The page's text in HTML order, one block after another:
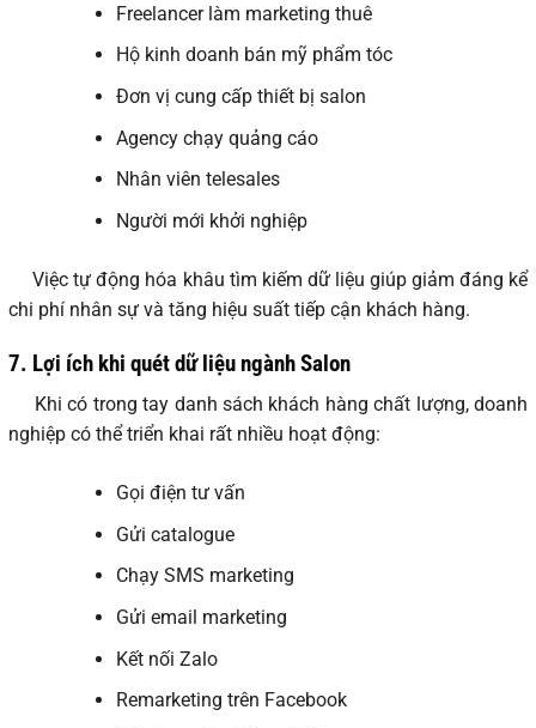
Freelancer làm marketing thuê
Hộ kinh doanh bán mỹ phẩm tóc
Đơn vị cung cấp thiết bị salon
Agency chạy quảng cáo
Nhân viên telesales
Người mới khởi nghiệp
Việc tự động hóa khâu tìm kiếm dữ liệu giúp giảm đáng kể
chi phí nhân sự và tăng hiệu suất tiếp cận khách hàng.
7. Lợi ích khi quét dữ liệu ngành Salon
Khi có trong tay danh sách khách hàng chất lượng, doanh
nghiệp có thể triển khai rất nhiều hoạt động:
Gọi điện tư vấn
Gửi catalogue
Chạy SMS marketing
Gửi email marketing
Kết nối Zalo
Remarketing trên Facebook